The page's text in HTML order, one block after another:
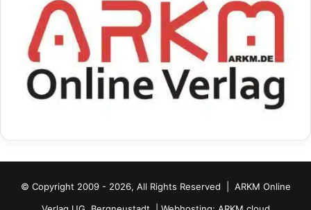
© Copyright 2009 - 2026, All Rights Reserved | ARKM Online